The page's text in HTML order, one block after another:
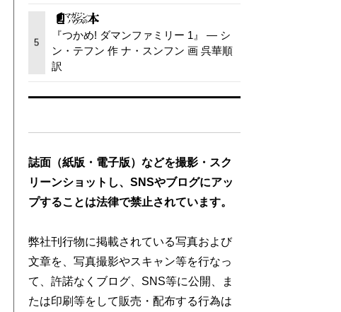
5
『つかめ! ダマンファミリー 1』 — シ
ン・テフン 作 ナ・スンフン 画 呉華順
訳
誌面（紙版・電子版）などを撮影・スク
リーンショットし、SNSやブログにアッ
プすることは法律で禁止されています。
弊社刊行物に掲載されている写真および
文章を、写真撮影やスキャン等を行なっ
て、許諾なくブログ、SNS等に公開、ま
たは印刷等をして販売・配布する行為は